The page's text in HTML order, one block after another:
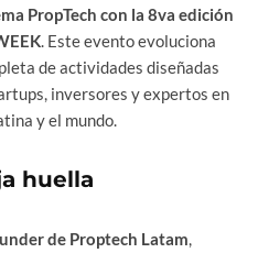
PropTech con la 8va edición
. Este evento evoluciona
de actividades diseñadas
inversores y expertos en
y el mundo.
huella
de Proptech Latam,